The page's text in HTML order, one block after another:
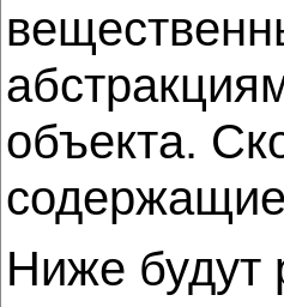
объекта.
Ниже будут